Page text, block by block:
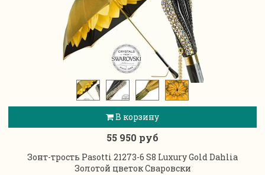
В корзину
55 950 руб
Зонт-трость Pasotti 21273-6 S8 Luxury Gold Dahlia
Золотой цветок Сваровски